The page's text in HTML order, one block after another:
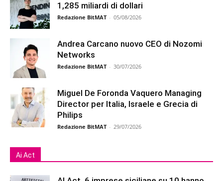
1,285 miliardi di dollari
Redazione BitMAT - 05/08/2026
Andrea Carcano nuovo CEO di Nozomi
Networks
Redazione BitMAT - 30/07/2026
Miguel De Foronda Vaquero Managing
Director per Italia, Israele e Grecia di
Philips
Redazione BitMAT - 29/07/2026
Ai Act